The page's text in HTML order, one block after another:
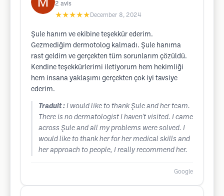
2 avis
★★★★★ December 8, 2024
Şule hanım ve ekibine teşekkür ederim.
Gezmediğim dermotolog kalmadı. Şule hanıma
rast geldim ve gerçekten tüm sorunlarım çözüldü.
Kendine teşekkürlerimi iletiyorum hem hekimliği
hem insana yaklaşımı gerçekten çok iyi tavsiye
ederim.
Traduit : I would like to thank Şule and her team.
There is no dermatologist I haven't visited. I came
across Şule and all my problems were solved. I
would like to thank her for her medical skills and
her approach to people, I really recommend her.
Google